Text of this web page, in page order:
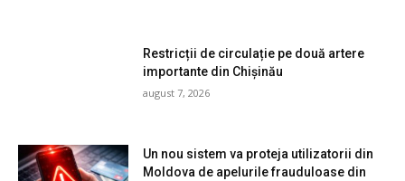
Restricții de circulație pe două artere
importante din Chișinău
august 7, 2026
Un nou sistem va proteja utilizatorii din
Moldova de apelurile frauduloase din